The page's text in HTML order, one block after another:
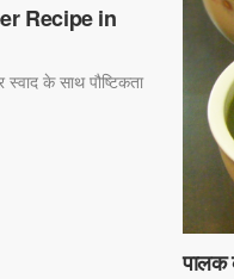
Recipe in
के साथ पौष्टिकता